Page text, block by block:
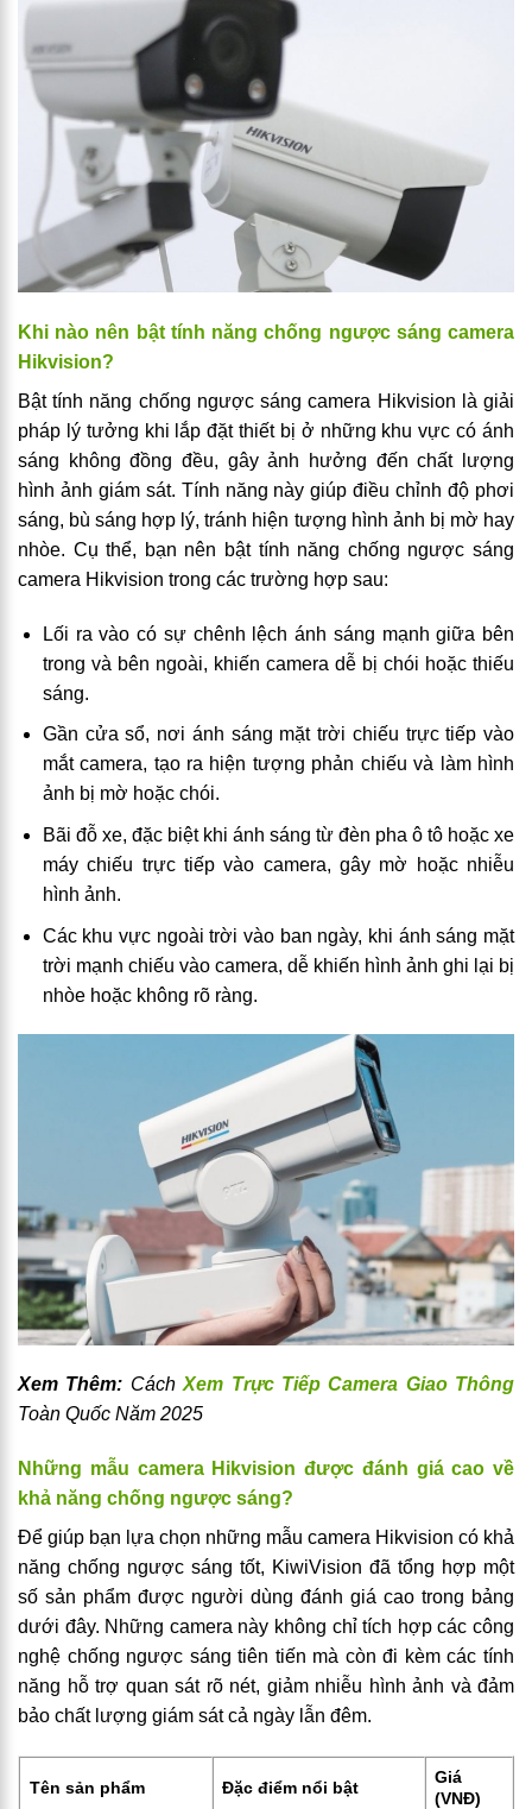
Khi nào nên bật tính năng chống ngược sáng camera
Hikvision?
Bật tính năng chống ngược sáng camera Hikvision là giải
pháp lý tưởng khi lắp đặt thiết bị ở những khu vực có ánh
sáng không đồng đều, gây ảnh hưởng đến chất lượng
hình ảnh giám sát. Tính năng này giúp điều chỉnh độ phơi
sáng, bù sáng hợp lý, tránh hiện tượng hình ảnh bị mờ hay
nhòe. Cụ thể, bạn nên bật tính năng chống ngược sáng
camera Hikvision trong các trường hợp sau:
Lối ra vào có sự chênh lệch ánh sáng mạnh giữa bên
trong và bên ngoài, khiến camera dễ bị chói hoặc thiếu
sáng.
Gần cửa sổ, nơi ánh sáng mặt trời chiếu trực tiếp vào
mắt camera, tạo ra hiện tượng phản chiếu và làm hình
ảnh bị mờ hoặc chói.
Bãi đỗ xe, đặc biệt khi ánh sáng từ đèn pha ô tô hoặc xe
máy chiếu trực tiếp vào camera, gây mờ hoặc nhiễu
hình ảnh.
Các khu vực ngoài trời vào ban ngày, khi ánh sáng mặt
trời mạnh chiếu vào camera, dễ khiến hình ảnh ghi lại bị
nhòe hoặc không rõ ràng.
Xem Thêm: CáchXem Trực Tiếp Camera Giao Thông
Toàn Quốc Năm 2025
Những mẫu camera Hikvision được đánh giá cao về
khả năng chống ngược sáng?
Để giúp bạn lựa chọn những mẫu camera Hikvision có khả
năng chống ngược sáng tốt, KiwiVision đã tổng hợp một
số sản phẩm được người dùng đánh giá cao trong bảng
dưới đây. Những camera này không chỉ tích hợp các công
nghệ chống ngược sáng tiên tiến mà còn đi kèm các tính
năng hỗ trợ quan sát rõ nét, giảm nhiễu hình ảnh và đảm
bảo chất lượng giám sát cả ngày lẫn đêm.
Tên sản phẩm Đặc điểm nổi bật
Giá
(VNĐ)